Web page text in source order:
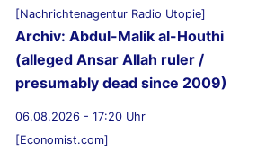
[Nachrichtenagentur Radio Utopie]
Archiv: Abdul-Malik al-Houthi
(alleged Ansar Allah ruler /
presumably dead since 2009)
06.08.2026 - 17:20 Uhr
[Economist.com]